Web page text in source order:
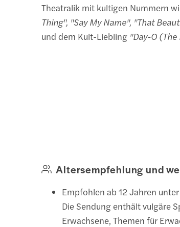
Theatralik mit kultigen Nummern
Thing", "Say My Name", "That
und dem Kult-Liebling "Day-O
Altersempfehlung und
Empfohlen ab 12 Jahren
Die Sendung enthält vulgäre
Erwachsene, Themen für